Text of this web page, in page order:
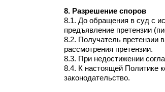
8. Разрешение споров
8.1. До обращения в суд с
предъявление претензии
8.2. Получатель претензии
рассмотрения претензии.
8.3. При недостижении
8.4. К настоящей Политике
законодательство.